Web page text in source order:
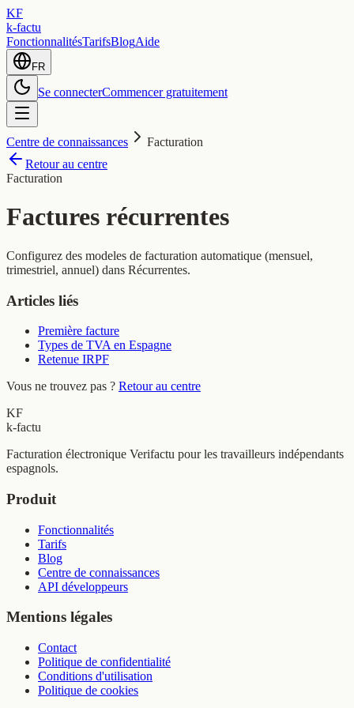
KF
k-factu
FonctionnalitésTarifsBlogAide
FR
Se connecterCommencer gratuitement
Centre de connaissances
Facturation
Retour au centre
Facturation
Factures récurrentes
Configurez des modeles de facturation automatique (mensuel,
trimestriel, annuel) dans Récurrentes.
Articles liés
Première facture
Types de TVA en Espagne
Retenue IRPF
Vous ne trouvez pas ? Retour au centre
KF
k-factu
Facturation électronique Verifactu pour les travailleurs indépendants
espagnols.
Produit
Fonctionnalités
Tarifs
Blog
Centre de connaissances
API développeurs
Mentions légales
Contact
Politique de confidentialité
Conditions d'utilisation
Politique de cookies